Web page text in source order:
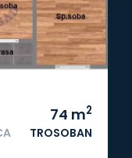
74 m2
TROSOBAN